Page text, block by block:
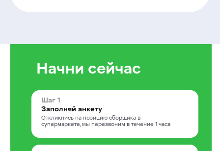
Начни сейчас
Шаг 1
Заполняй анкету
Откликнись на позицию сборщика в
супермаркете, мы перезвоним в течение 1 часа